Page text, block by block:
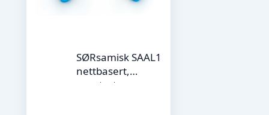
SØRsamisk SAAL1
nettbasert,
oppstart